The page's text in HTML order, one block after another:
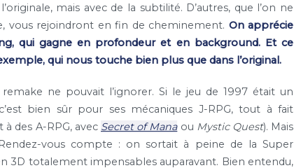
mais avec de la subtilité. D’autres, que l’on ne
vous rejoindront en fin de cheminement. On apprécie
qui gagne en profondeur et en background. Et ce
qui nous touche bien plus que dans l’original.
ne pouvait l’ignorer. Si le jeu de 1997 était un
bien sûr pour ses mécaniques J-RPG, tout à fait
des A-RPG, avec Secret of Manaou Mystic Quest). Mais
vous compte : on sortait à peine de la Super
3D totalement impensables auparavant. Bien entendu,